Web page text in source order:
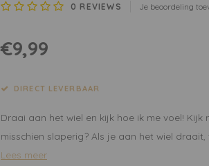
0 REVIEWS Je beoordeling
€9,99
DIRECT LEVERBAAR
Draai aan het wiel en kijk hoe ik me voel!
misschien slaperig? Als je aan het wiel
Lees meer